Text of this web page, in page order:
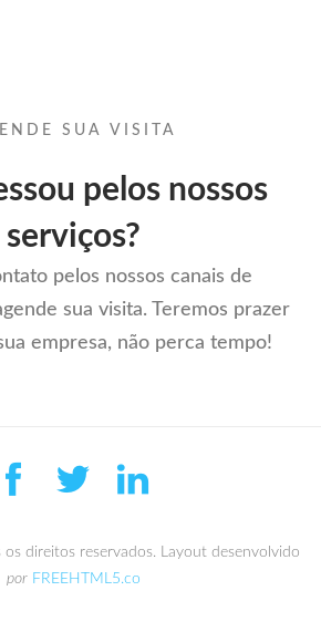
SUA VISITA
pelos nossos
serviços?
pelos nossos canais de
sua visita. Teremos prazer
empresa, não perca tempo!
os direitos reservados. Layout desenvolvido
por FREEHTML5.co